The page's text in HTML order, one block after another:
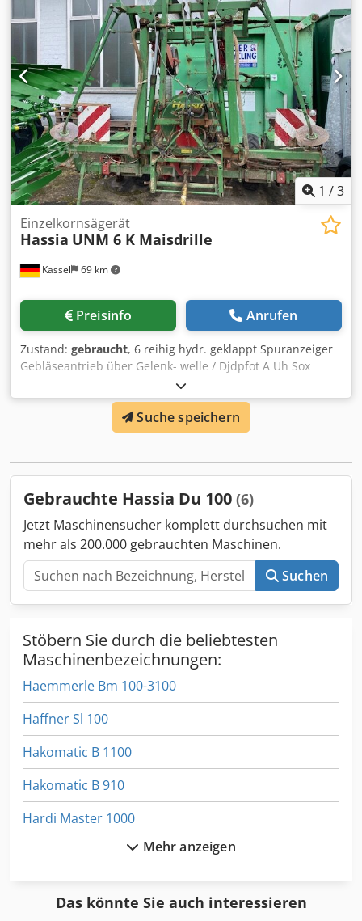
1 /3
Kassel 69 km
Einzelkornsägerät
Hassia UNM 6 K Maisdrille
Preisinfo Anrufen
Zustand: gebraucht, 6 reihig hydr. geklappt Spuranzeiger
Gebläseantrieb über Gelenk- welle / Djdpfot A Uh Sox
Suche speichern
Gebrauchte Hassia Du 100 (6)
Jetzt Maschinensucher komplett durchsuchen mit
mehr als 200.000 gebrauchten Maschinen.
Suchen
Stöbern Sie durch die beliebtesten
Maschinenbezeichnungen:
Haemmerle Bm 100-3100
Haffner Sl 100
Hakomatic B 1100
Hakomatic B 910
Hardi Master 1000
Mehr anzeigen
Das könnte Sie auch interessieren